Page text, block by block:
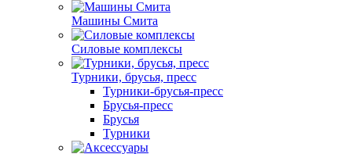
Машины Смита
Силовые комплексы
Турники, брусья, пресс
Турники-брусья-пресс
Брусья-пресс
Брусья
Турники